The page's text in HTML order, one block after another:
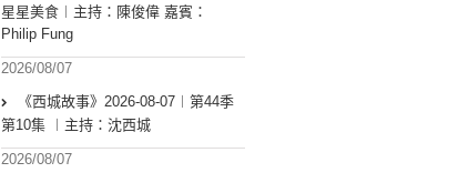
星星美食︱主持：陳俊偉 嘉賓：
Philip Fung
2026/08/07
《西城故事》2026-08-07︱第44季
第10集 ︱主持：沈西城
2026/08/07